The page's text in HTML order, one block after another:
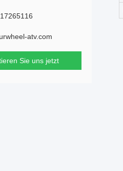
atv.com
Sie uns jetzt